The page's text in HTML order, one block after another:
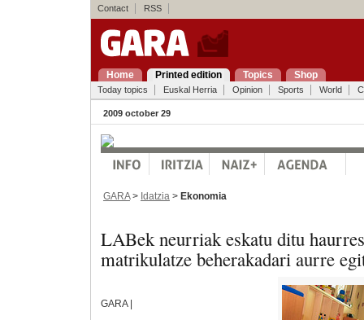
Contact RSS
Home Printed edition Topics Shop
Today topics Euskal Herria Opinion Sports World
2009 october 29
GARA> Idatzia > Ekonomia
LABek neurriak eskatu ditu
matrikulatze beherakadari aurre
GARA |